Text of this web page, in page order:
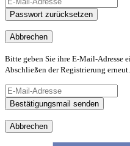
Passwort zurücksetzen
Abbrechen
Bitte geben Sie ihre E-Mail-Adresse
Abschließen der Registrierung
Bestätigungsmail senden
Abbrechen